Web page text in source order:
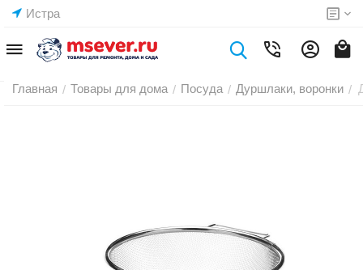
Истра
Главная / Товары для дома / Посуда / Дуршлаки, воронки /